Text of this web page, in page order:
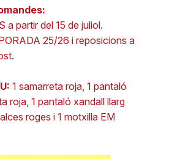
a partir del 15 de juliol.
25/26 i reposicions a
1 samarreta roja, 1 pantaló
roja, 1 pantaló xandall llarg
roges i 1 motxilla EM